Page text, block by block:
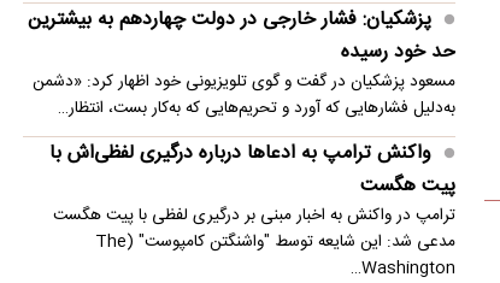
مصر خواستار تدوین چشم‌انداز مشترک عربی برای
امنیت منطقه شد
انفجار در حومه دمشق چند کشته و زخمی برجا
گذاشت
پزشکیان: فشار خارجی در دولت چهاردهم به بیشترین
حد خود رسیده
مسعود پزشکیان در گفت و گوی تلویزیونی خود اظهار کرد: «دشمن
به‌دلیل فشارهایی که آورد و تحریم‌هایی که به‌کار بست، انتظار…
واکنش ترامپ به ادعاها درباره درگیری لفظی‌اش با
پیت هگست
ترامپ در واکنش به اخبار مبنی بر درگیری لفظی با پیت هگست
مدعی شد: این شایعه توسط "واشنگتن کامپوست" (The
Washington…